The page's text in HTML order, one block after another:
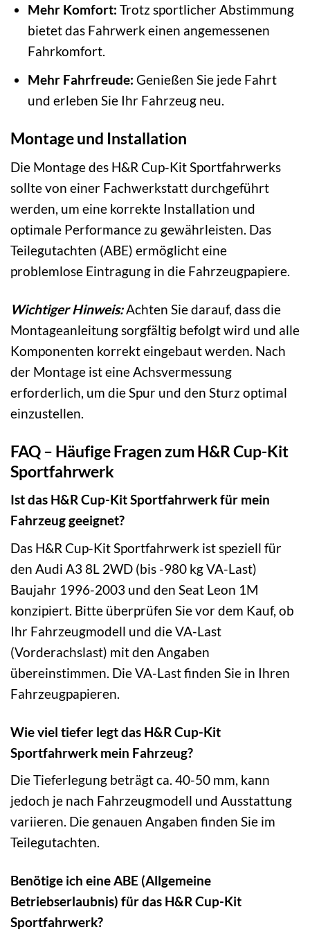
Mehr Komfort: Trotz sportlicher Abstimmung
bietet das Fahrwerk einen angemessenen
Fahrkomfort.
Mehr Fahrfreude: Genießen Sie jede Fahrt
und erleben Sie Ihr Fahrzeug neu.
Montage und Installation
Die Montage des H&R Cup-Kit Sportfahrwerks
sollte von einer Fachwerkstatt durchgeführt
werden, um eine korrekte Installation und
optimale Performance zu gewährleisten. Das
Teilegutachten (ABE) ermöglicht eine
problemlose Eintragung in die Fahrzeugpapiere.
Wichtiger Hinweis:Achten Sie darauf, dass die
Montageanleitung sorgfältig befolgt wird und alle
Komponenten korrekt eingebaut werden. Nach
der Montage ist eine Achsvermessung
erforderlich, um die Spur und den Sturz optimal
einzustellen.
FAQ – Häufige Fragen zum H&R Cup-Kit
Sportfahrwerk
Ist das H&R Cup-Kit Sportfahrwerk für mein
Fahrzeug geeignet?
Das H&R Cup-Kit Sportfahrwerk ist speziell für
den Audi A3 8L 2WD (bis -980 kg VA-Last)
Baujahr 1996-2003 und den Seat Leon 1M
konzipiert. Bitte überprüfen Sie vor dem Kauf, ob
Ihr Fahrzeugmodell und die VA-Last
(Vorderachslast) mit den Angaben
übereinstimmen. Die VA-Last finden Sie in Ihren
Fahrzeugpapieren.
Wie viel tiefer legt das H&R Cup-Kit
Sportfahrwerk mein Fahrzeug?
Die Tieferlegung beträgt ca. 40-50 mm, kann
jedoch je nach Fahrzeugmodell und Ausstattung
variieren. Die genauen Angaben finden Sie im
Teilegutachten.
Benötige ich eine ABE (Allgemeine
Betriebserlaubnis) für das H&R Cup-Kit
Sportfahrwerk?